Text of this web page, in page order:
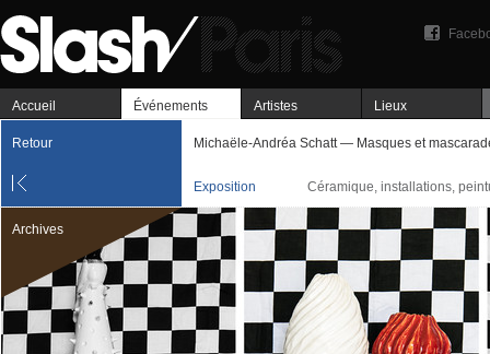
Accueil Événements Artistes Lieux
Retour Michaële-Andréa Schatt — Masques et
Exposition Céramique, installations,
Archives